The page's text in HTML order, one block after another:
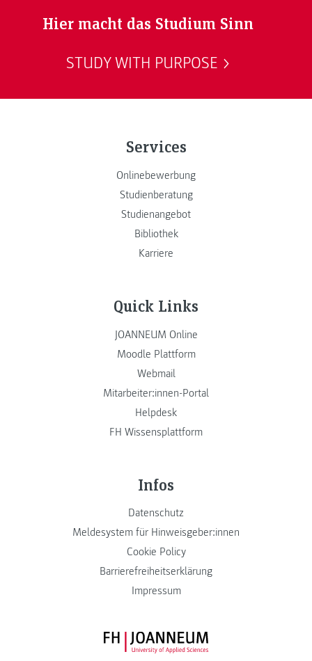
Hier macht das Studium Sinn
STUDY WITH PURPOSE
Services
Onlinebewerbung
Studienberatung
Studienangebot
Bibliothek
Karriere
Quick Links
JOANNEUM Online
Moodle Plattform
Webmail
Mitarbeiter:innen-Portal
Helpdesk
FH Wissensplattform
Infos
Datenschutz
Meldesystem für Hinweisgeber:innen
Cookie Policy
Barrierefreiheitserklärung
Impressum
FH JOANNEUM Logo